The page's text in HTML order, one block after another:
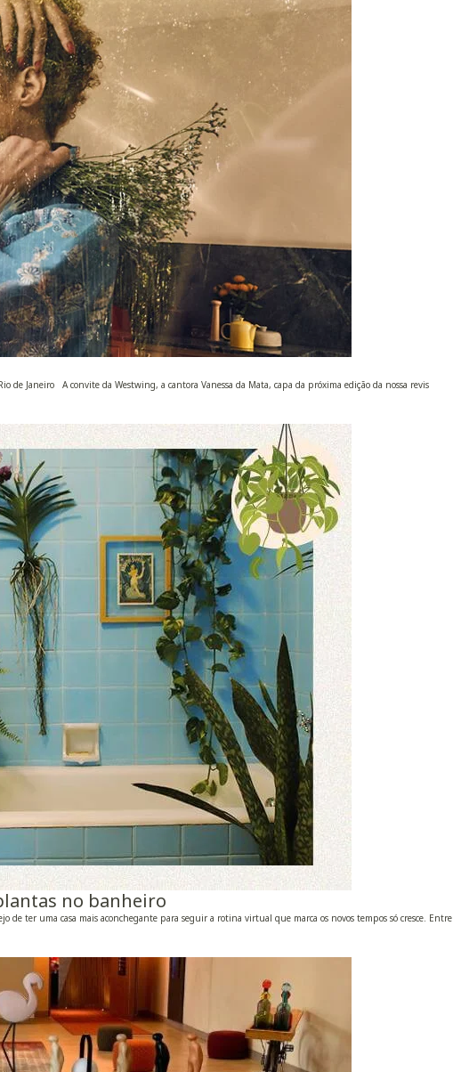
de Janeiro A convite da Westwing, a cantora Vanessa da Mata, capa da próxima edição da nossa revis
no banheiro
ter uma casa mais aconchegante para seguir a rotina virtual que marca os novos tempos só cresce. Entre